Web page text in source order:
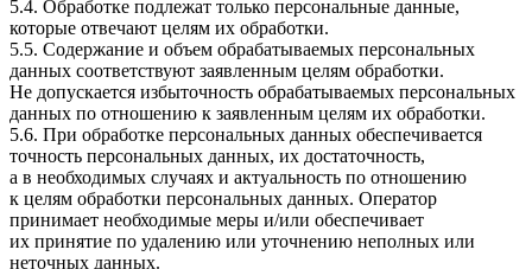
5.4. Обработке подлежат только персональные данные,
которые отвечают целям их обработки.
5.5. Содержание и объем обрабатываемых персональных
данных соответствуют заявленным целям обработки.
Не допускается избыточность обрабатываемых персональных
данных по отношению к заявленным целям их обработки.
5.6. При обработке персональных данных обеспечивается
точность персональных данных, их достаточность,
а в необходимых случаях и актуальность по отношению
к целям обработки персональных данных. Оператор
принимает необходимые меры и/или обеспечивает
их принятие по удалению или уточнению неполных или
неточных данных.